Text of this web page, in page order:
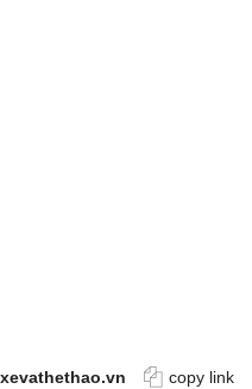
xevathethao.vn copy link